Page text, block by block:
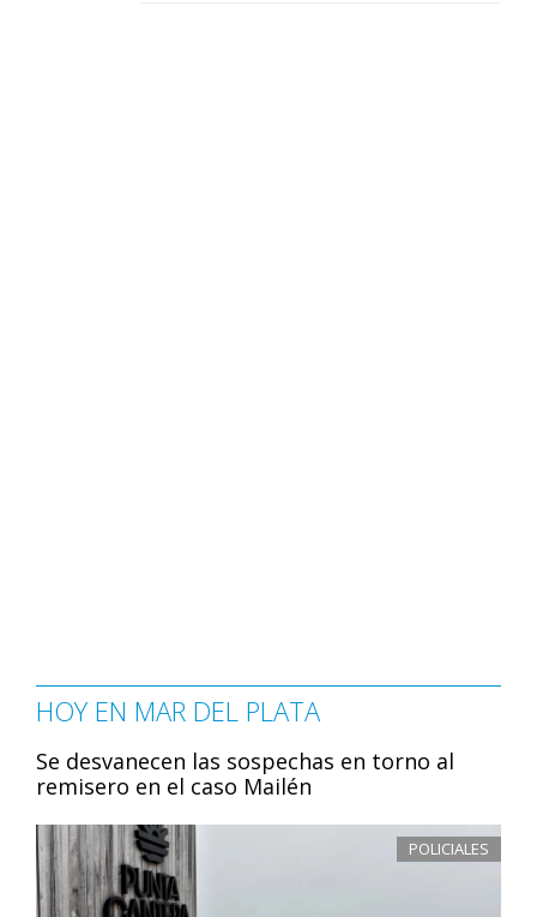
HOY EN MAR DEL PLATA
Se desvanecen las sospechas en torno al
remisero en el caso Mailén
POLICIALES